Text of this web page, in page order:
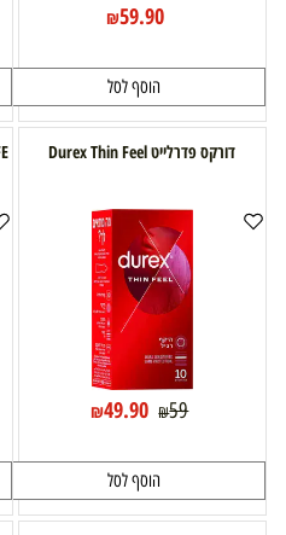
₪59.90
הוסף לסל
דורקס פדרלייט Durex Thin Feel
₪59
₪49.90
הוסף לסל